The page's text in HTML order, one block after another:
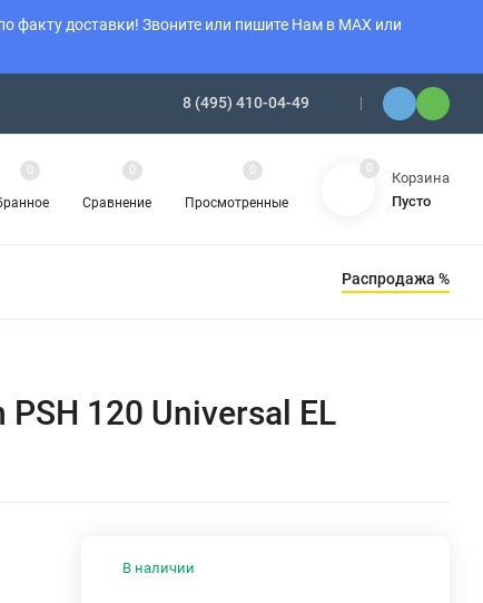
доставки! Звоните или пишите Нам в MAX или
8 (495) 410-04-49
0
Сравнение
0
Просмотренные
0 0
Корзина
Пусто
Распродажа %
120 Universal EL
В наличии